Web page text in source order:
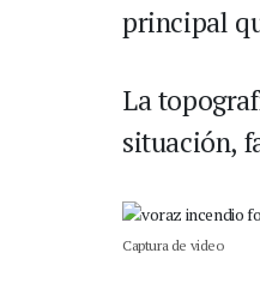
principal
La
situación,
Captura de video